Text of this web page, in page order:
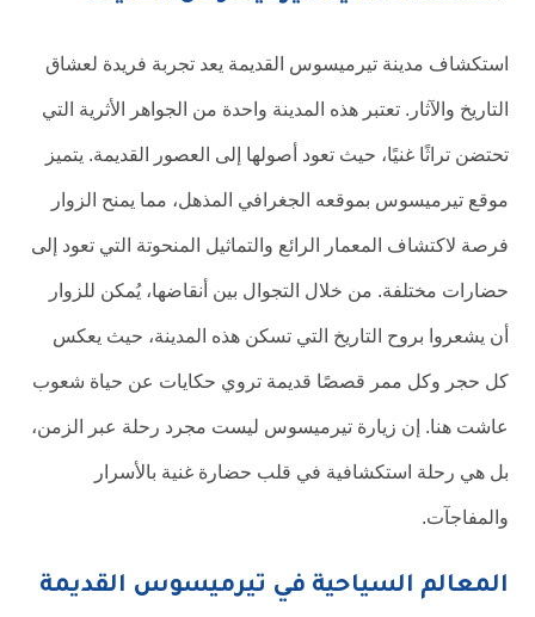
استكشاف مدينة تيرميسوس القديمة يعد تجربة فريدة لعشاق
التاريخ والآثار. تعتبر هذه المدينة واحدة من الجواهر الأثرية التي
تحتضن تراثًا غنيًا، حيث تعود أصولها إلى العصور القديمة. يتميز
موقع تيرميسوس بموقعه الجغرافي المذهل، مما يمنح الزوار
فرصة لاكتشاف المعمار الرائع والتماثيل المنحوتة التي تعود إلى
حضارات مختلفة. من خلال التجوال بين أنقاضها، يُمكن للزوار
أن يشعروا بروح التاريخ التي تسكن هذه المدينة، حيث يعكس
كل حجر وكل ممر قصصًا قديمة تروي حكايات عن حياة شعوب
عاشت هنا. إن زيارة تيرميسوس ليست مجرد رحلة عبر الزمن،
بل هي رحلة استكشافية في قلب حضارة غنية بالأسرار
والمفاجآت.
المعالم السياحية في تيرميسوس القديمة